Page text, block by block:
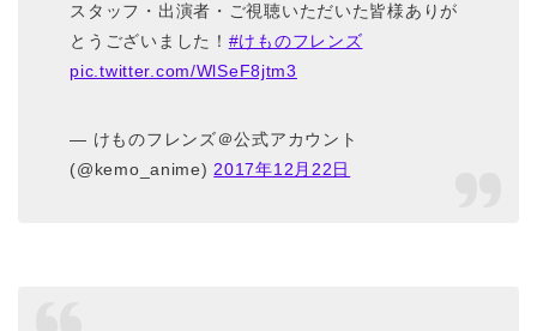
スタッフ・出演者・ご視聴いただいた皆様ありが
とうございました！ #けものフレンズ
pic.twitter.com/WlSeF8jtm3
— けものフレンズ＠公式アカウント
(@kemo_anime)2017年12月22日